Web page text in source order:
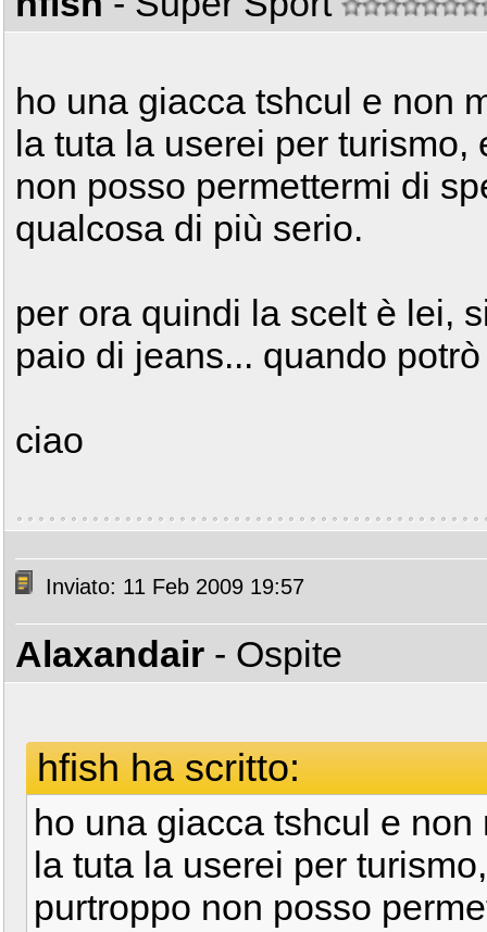
ho una giacca tshcul e non
la tuta la userei per
non posso permettermi di
qualcosa di più serio.
per ora quindi la scelt è lei,
paio di jeans... quando
ciao
Inviato: 11 Feb 2009 19:57
Alaxandair - Ospite
hfish ha scritto:
ho una giacca tshcul e non
la tuta la userei per
purtroppo non posso